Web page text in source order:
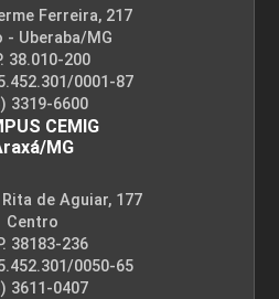
Ferreira, 217
- Uberaba/MG
38.010-200
0001-87
3319-6600
CEMIG
MG
de Aguiar, 177
Centro
38183-236
0050-65
3611-0407